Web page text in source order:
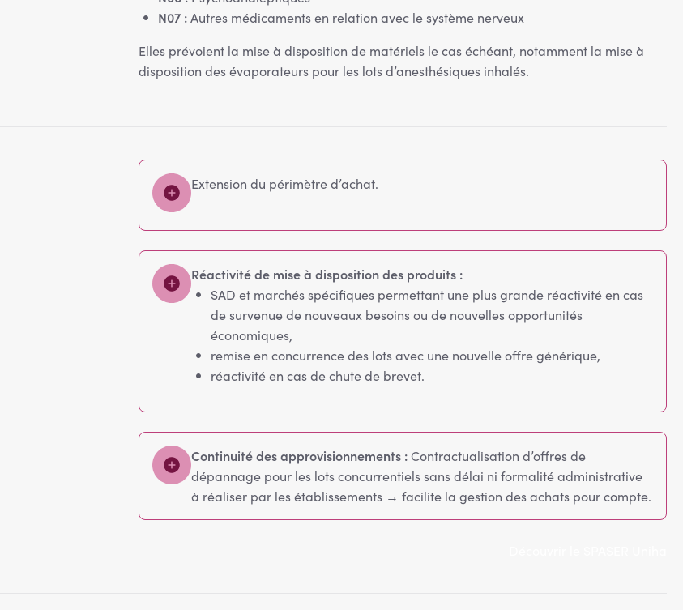
N07 :Autres médicaments en relation avec le système nerveux
Elles prévoient la mise à disposition de matériels le cas échéant, notamment la mise à
disposition des évaporateurs pour les lots d’anesthésiques inhalés.
Extension du périmètre d’achat.
Réactivité de mise à disposition des produits :
SAD et marchés spécifiques permettant une plus grande réactivité en cas
de survenue de nouveaux besoins ou de nouvelles opportunités
économiques,
remise en concurrence des lots avec une nouvelle offre générique,
réactivité en cas de chute de brevet.
Continuité des approvisionnements :Contractualisation d’offres de
dépannage pour les lots concurrentiels sans délai ni formalité administrative
à réaliser par les établissements → facilite la gestion des achats pour compte.